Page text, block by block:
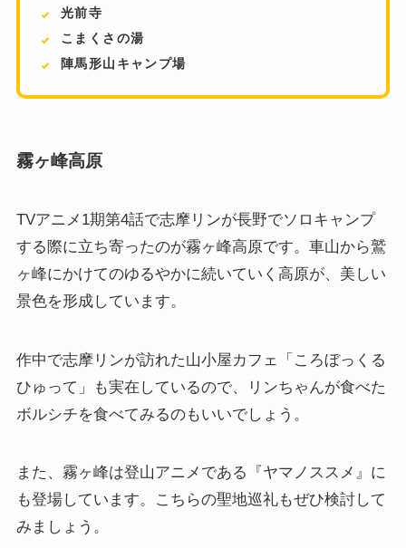
光前寺
こまくさの湯
陣馬形山キャンプ場
霧ヶ峰高原
TVアニメ1期第4話で志摩リンが長野でソロキャンプ
する際に立ち寄ったのが霧ヶ峰高原です。車山から鷲
ヶ峰にかけてのゆるやかに続いていく高原が、美しい
景色を形成しています。
作中で志摩リンが訪れた山小屋カフェ「ころぼっくる
ひゅって」も実在しているので、リンちゃんが食べた
ボルシチを食べてみるのもいいでしょう。
また、霧ヶ峰は登山アニメである『ヤマノススメ』に
も登場しています。こちらの聖地巡礼もぜひ検討して
みましょう。